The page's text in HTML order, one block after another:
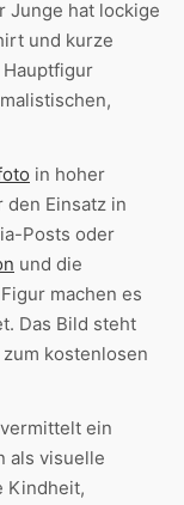
Junge hat lockige
und kurze
in hoher
Einsatz in
Posts oder
und die
machen es
Das Bild steht
kostenlosen
ein
als visuelle
Kindheit,